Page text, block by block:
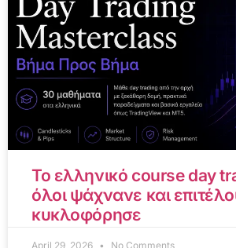
Το ελληνικό course day
όλοι ψάχνανε και
κυκλοφόρησε
April 29, 2026 No Comments